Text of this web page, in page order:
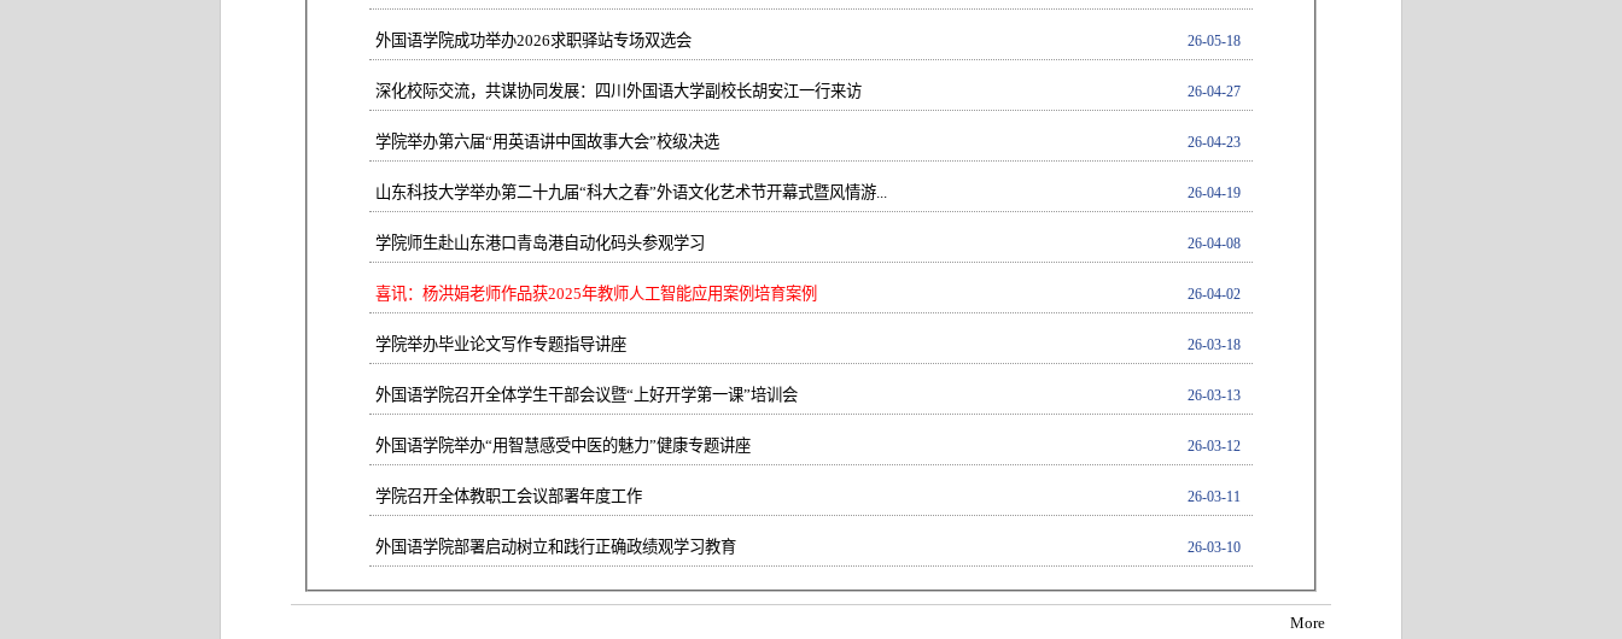
外国语学院成功举办2026求职驿站专场双选会 26-05-18
深化校际交流，共谋协同发展：四川外国语大学副校长胡安江一行来访 26-04-27
学院举办第六届“用英语讲中国故事大会”校级决选 26-04-23
山东科技大学举办第二十九届“科大之春”外语文化艺术节开幕式暨风情游... 26-04-19
学院师生赴山东港口青岛港自动化码头参观学习 26-04-08
喜讯：杨洪娟老师作品获2025年教师人工智能应用案例培育案例 26-04-02
学院举办毕业论文写作专题指导讲座 26-03-18
外国语学院召开全体学生干部会议暨“上好开学第一课”培训会 26-03-13
外国语学院举办“用智慧感受中医的魅力”健康专题讲座 26-03-12
学院召开全体教职工会议部署年度工作 26-03-11
外国语学院部署启动树立和践行正确政绩观学习教育 26-03-10
More